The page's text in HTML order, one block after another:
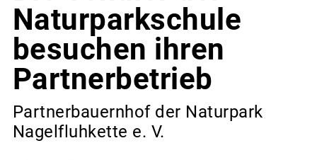
Naturparkschule
besuchen ihren
Partnerbetrieb
Partnerbauernhof der Naturpark
Nagelfluhkette e. V.